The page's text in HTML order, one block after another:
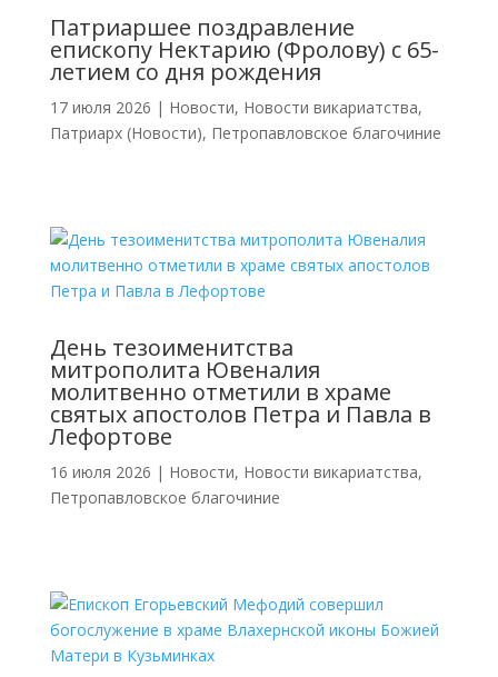
Патриаршее поздравление
епископу Нектарию (Фролову) с 65-
летием со дня рождения
17 июля 2026 | Новости, Новости викариатства,
Патриарх (Новости), Петропавловское благочиние
День тезоименитства
митрополита Ювеналия
молитвенно отметили в храме
святых апостолов Петра и Павла в
Лефортове
16 июля 2026 | Новости, Новости викариатства,
Петропавловское благочиние